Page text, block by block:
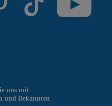
uns mit
und Bekannten